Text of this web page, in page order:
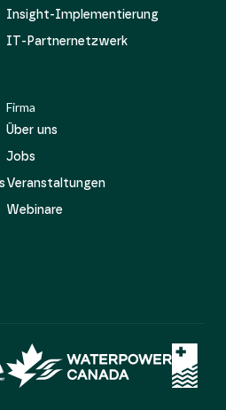
Insight-Implementierung
IT-Partnernetzwerk
Firma
Über uns
Jobs
Veranstaltungen
Webinare